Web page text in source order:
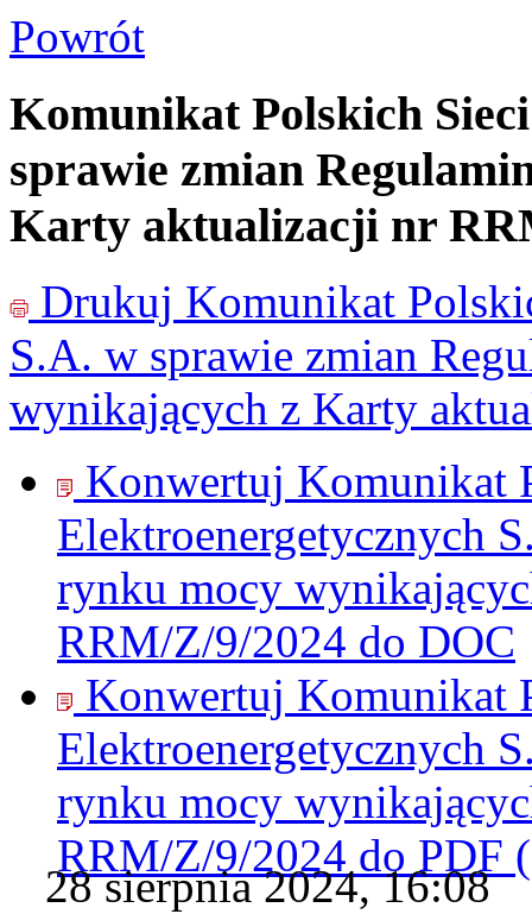
Powrót
Komunikat Polskich
sprawie zmian
Karty aktualizacji nr
Drukuj Komunikat
S.A. w sprawie zmian
wynikających z Karty
Konwertuj Komunikat
Elektroenergetycznych
rynku mocy
RRM/Z/9/2024 do DOC
Konwertuj Komunikat
Elektroenergetycznych
rynku mocy
RRM/Z/9/2024 do PDF
28 sierpnia 2024, 16:08